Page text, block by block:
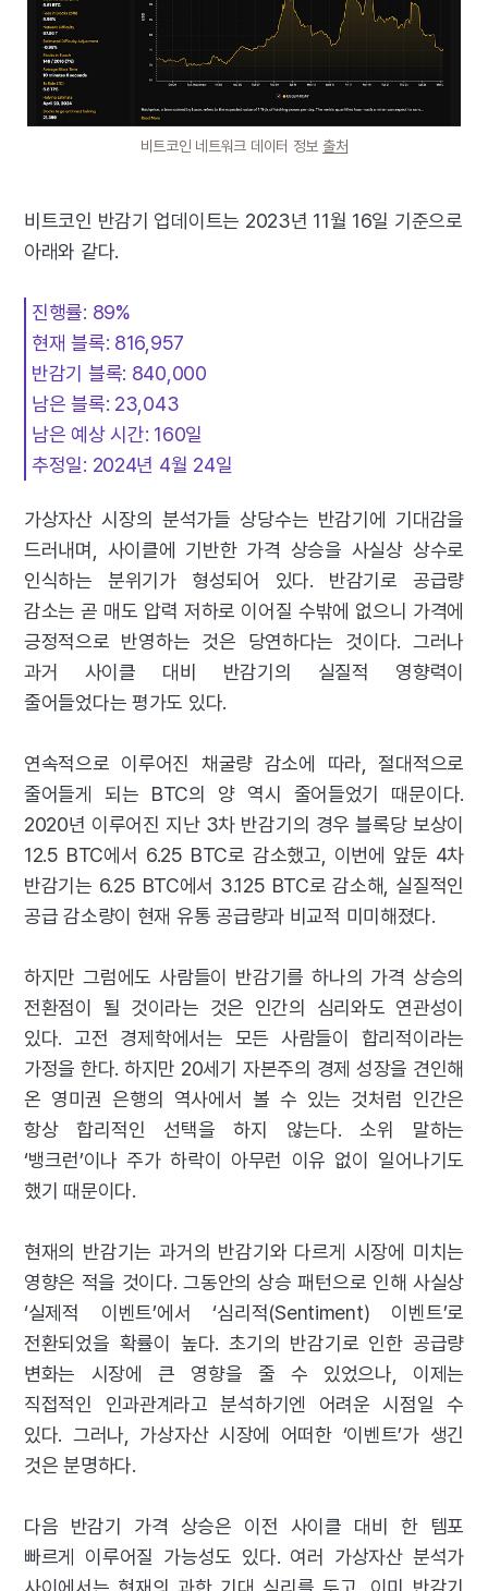
비트코인 네트워크 데이터 정보 출처
비트코인 반감기 업데이트는 2023년 11월 16일 기준으로
아래와 같다.
진행률: 89%
현재 블록: 816,957
반감기 블록: 840,000
남은 블록: 23,043
남은 예상 시간: 160일
추정일: 2024년 4월 24일
가상자산 시장의 분석가들 상당수는 반감기에 기대감을
드러내며, 사이클에 기반한 가격 상승을 사실상 상수로
인식하는 분위기가 형성되어 있다. 반감기로 공급량
감소는 곧 매도 압력 저하로 이어질 수밖에 없으니 가격에
긍정적으로 반영하는 것은 당연하다는 것이다. 그러나
과거 사이클 대비 반감기의 실질적 영향력이
줄어들었다는 평가도 있다.
연속적으로 이루어진 채굴량 감소에 따라, 절대적으로
줄어들게 되는 BTC의 양 역시 줄어들었기 때문이다.
2020년 이루어진 지난 3차 반감기의 경우 블록당 보상이
12.5 BTC에서 6.25 BTC로 감소했고, 이번에 앞둔 4차
반감기는 6.25 BTC에서 3.125 BTC로 감소해, 실질적인
공급 감소량이 현재 유통 공급량과 비교적 미미해졌다.
하지만 그럼에도 사람들이 반감기를 하나의 가격 상승의
전환점이 될 것이라는 것은 인간의 심리와도 연관성이
있다. 고전 경제학에서는 모든 사람들이 합리적이라는
가정을 한다. 하지만 20세기 자본주의 경제 성장을 견인해
온 영미권 은행의 역사에서 볼 수 있는 것처럼 인간은
항상 합리적인 선택을 하지 않는다. 소위 말하는
‘뱅크런’이나 주가 하락이 아무런 이유 없이 일어나기도
했기 때문이다.
현재의 반감기는 과거의 반감기와 다르게 시장에 미치는
영향은 적을 것이다. 그동안의 상승 패턴으로 인해 사실상
‘실제적 이벤트’에서 ‘심리적(Sentiment) 이벤트’로
전환되었을 확률이 높다. 초기의 반감기로 인한 공급량
변화는 시장에 큰 영향을 줄 수 있었으나, 이제는
직접적인 인과관계라고 분석하기엔 어려운 시점일 수
있다. 그러나, 가상자산 시장에 어떠한 ‘이벤트’가 생긴
것은 분명하다.
다음 반감기 가격 상승은 이전 사이클 대비 한 템포
빠르게 이루어질 가능성도 있다. 여러 가상자산 분석가